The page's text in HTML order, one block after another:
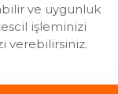
ve uygunluk
işleminizi
verebilirsiniz.